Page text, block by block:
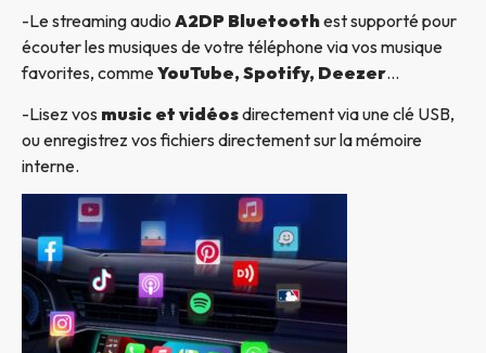
-Le streaming audio A2DP Bluetoothest supporté pour
écouter les musiques de votre téléphone via vos musique
favorites, commeYouTube, Spotify, Deezer…
-Lisez vos music et vidéosdirectement via une clé USB,
ou enregistrez vos fichiers directement sur la mémoire
interne.